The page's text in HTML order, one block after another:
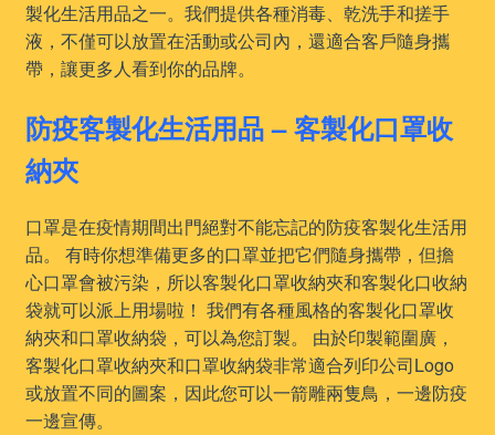
製化生活用品之一。我們提供各種消毒、乾洗手和搓手
液，不僅可以放置在活動或公司內，還適合客戶隨身攜
帶，讓更多人看到你的品牌。
防疫客製化生活用品 – 客製化口罩收
納夾
口罩是在疫情期間出門絕對不能忘記的防疫客製化生活用
品。 有時你想準備更多的口罩並把它們隨身攜帶，但擔
心口罩會被污染，所以客製化口罩收納夾和客製化口收納
袋就可以派上用場啦！ 我們有各種風格的客製化口罩收
納夾和口罩收納袋，可以為您訂製。 由於印製範圍廣，
客製化口罩收納夾和口罩收納袋非常適合列印公司Logo
或放置不同的圖案，因此您可以一箭雕兩隻鳥，一邊防疫
一邊宣傳。